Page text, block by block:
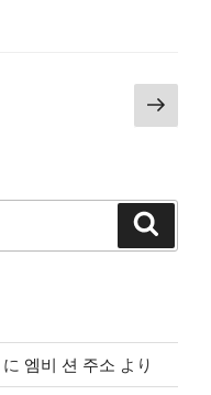
次
の
ジ
に 엠비 션 주소 より